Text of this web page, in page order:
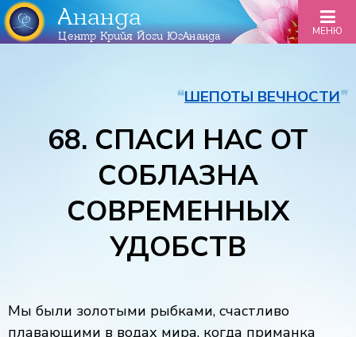
Ананда
Центр Крийя Йоги ЮгАнанда МЕНЮ
❝ШЕПОТЫ ВЕЧНОСТИ❞
68. СПАСИ НАС ОТ
СОБЛАЗНА
СОВРЕМЕННЫХ
УДОБСТВ
Мы были золотыми рыбками, счастливо
плавающими в водах мира, когда приманка